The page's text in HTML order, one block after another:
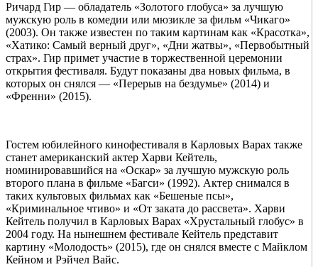
Ричард Гир — обладатель «Золотого глобуса» за лучшую
мужскую роль в комедии или мюзикле за фильм «Чикаго»
(2003). Он также известен по таким картинам как «Красотка»,
«Хатико: Самый верный друг», «Дни жатвы», «Первобытный
страх». Гир примет участие в торжественной церемонии
открытия фестиваля. Будут показаны два новых фильма, в
которых он снялся — «Перерыв на бездумье» (2014) и
«Френни» (2015).
Гостем юбилейного кинофестиваля в Карловых Варах также
станет американский актер Харви Кейтель,
номинировавшийся на «Оскар» за лучшую мужскую роль
второго плана в фильме «Багси» (1992). Актер снимался в
таких культовых фильмах как «Бешеные псы»,
«Криминальное чтиво» и «От заката до рассвета». Харви
Кейтель получил в Карловых Варах «Хрустальный глобус» в
2004 году. На нынешнем фестивале Кейтель представит
картину «Молодость» (2015), где он снялся вместе с Майклом
Кейном и Рэйчел Вайс.